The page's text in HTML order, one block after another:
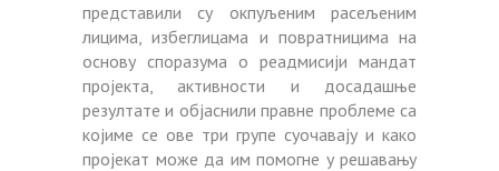
представили су окпуљеним расељеним
лицима, избеглицама и повратницима на
основу споразума о реадмисији мандат
пројекта, активности и досадашње
резултате и објаснили правне проблеме са
којиме се ове три групе суочавају и како
пројекат може да им помогне у решавању